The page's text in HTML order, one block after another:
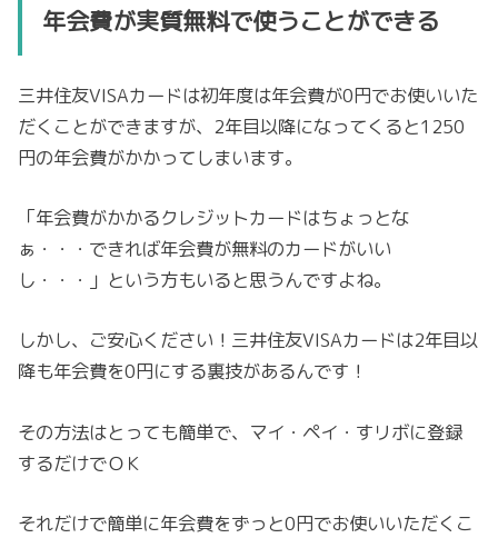
年会費が実質無料で使うことができる
三井住友VISAカードは初年度は年会費が0円でお使いいた
だくことができますが、2年目以降になってくると1250
円の年会費がかかってしまいます。
「年会費がかかるクレジットカードはちょっとな
ぁ・・・できれば年会費が無料のカードがいい
し・・・」という方もいると思うんですよね。
しかし、ご安心ください！三井住友VISAカードは2年目以
降も年会費を0円にする裏技があるんです！
その方法はとっても簡単で、マイ・ペイ・すリボに登録
するだけでＯＫ
それだけで簡単に年会費をずっと0円でお使いいただくこ